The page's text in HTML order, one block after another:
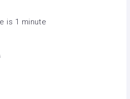
is 1 minute